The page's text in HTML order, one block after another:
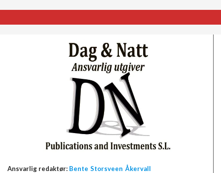
Ansvarlig redaktør: Bente Storsveen Åkervall